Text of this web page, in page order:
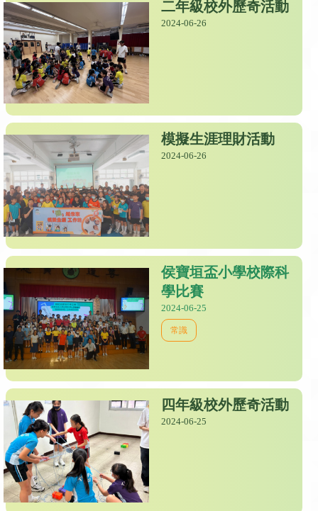
二年級校外歷奇活動
2024-06-26
模擬生涯理財活動
2024-06-26
侯寶垣盃小學校際科
學比賽
2024-06-25
常識
四年級校外歷奇活動
2024-06-25